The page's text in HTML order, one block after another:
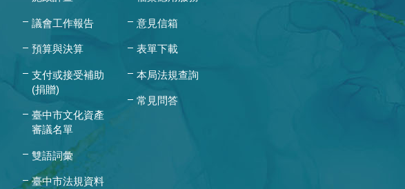
議會工作報告
預算與決算
支付或接受補助
(捐贈)
臺中市文化資產
審議名單
雙語詞彙
臺中市法規資料
意見信箱
表單下載
本局法規查詢
常見問答